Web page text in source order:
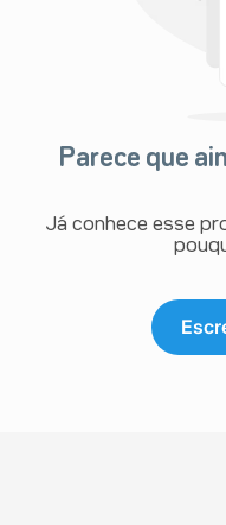
Parece que
Já conhece esse